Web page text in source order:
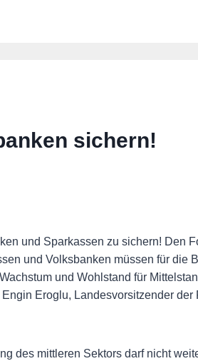
sichern!
und Sparkassen zu sichern! Den
und Volksbanken müssen für die
und Wohlstand für
Eroglu, Landesvorsitzender
des mittleren Sektors darf nicht